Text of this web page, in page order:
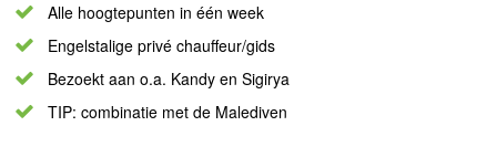
Alle hoogtepunten in één week
Engelstalige privé chauffeur/gids
Bezoekt aan o.a. Kandy en Sigirya
TIP: combinatie met de Malediven